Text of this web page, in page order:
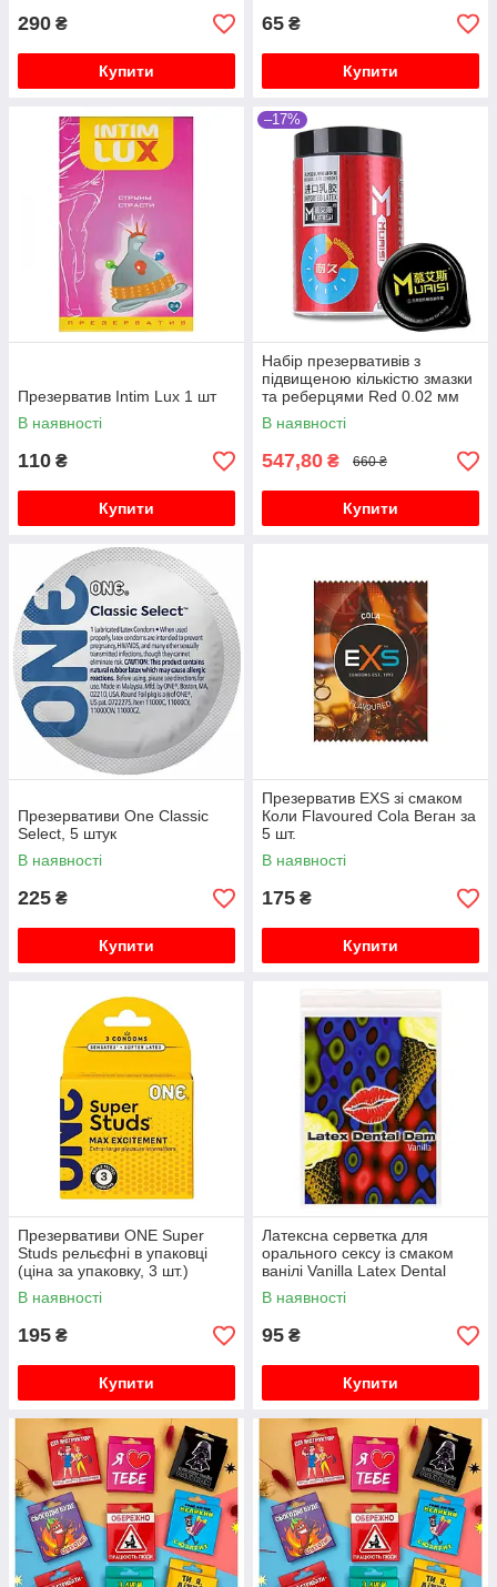
290 ₴
Купити
65 ₴
Купити
Презерватив Intim Lux 1 шт
В наявності
110 ₴
Купити
–17%
Набір презервативів з
підвищеною кількістю змазки
та реберцями Red 0.02 мм
12 шт
В наявності
547,80 ₴ 660 ₴
Купити
Презервативи One Classic
Select, 5 штук
В наявності
225 ₴
Купити
Презерватив EXS зі смаком
Коли Flavoured Cola Веган за
5 шт.
В наявності
175 ₴
Купити
Презервативи ONE Super
Studs рельєфні в упаковці
(ціна за упаковку, 3 шт.)
В наявності
195 ₴
Купити
Латексна серветка для
орального сексу із смаком
ванілі Vanilla Latex Dental
Dams 1 шт
В наявності
95 ₴
Купити